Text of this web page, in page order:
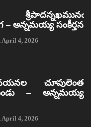
శ్రీపాదన్నఖమునఁ
– అన్నమయ్య సంకీర్తన
April 4, 2026
చూపులెంత
– అన్నమయ్య
April 4, 2026